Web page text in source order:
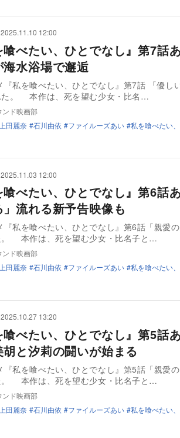
2025.11.10 12:00
喰べたい、ひとでなし』第7
水浴場で邂逅
『私を喰べたい、ひとでなし』第7話 「優し
た。 本作は、死を望む少女・比名…
ンド映画部
上田麗奈 石川由依 ファイルーズあい 私を喰べたい
2025.11.03 12:00
喰べたい、ひとでなし』第6
」流れる新予告映像も
『私を喰べたい、ひとでなし』第6話「親愛
。 本作は、死を望む少女・比名子と…
ンド映画部
上田麗奈 石川由依 ファイルーズあい 私を喰べたい
2025.10.27 13:20
喰べたい、ひとでなし』第5話
と汐莉の闘いが始まる
『私を喰べたい、ひとでなし』第5話「親愛
。 本作は、死を望む少女・比名子と…
ンド映画部
上田麗奈 石川由依 ファイルーズあい 私を喰べたい